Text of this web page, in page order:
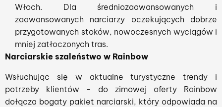
Włoch. Dla średniozaawansowanych i
zaawansowanych narciarzy oczekujących dobrze
przygotowanych stoków, nowoczesnych wyciągów i
mniej zatłoczonych tras.
Narciarskie szaleństwo w Rainbow
Wsłuchując się w aktualne turystyczne trendy i
potrzeby klientów - do zimowej oferty Rainbow
dołącza bogaty pakiet narciarski, który odpowiada na